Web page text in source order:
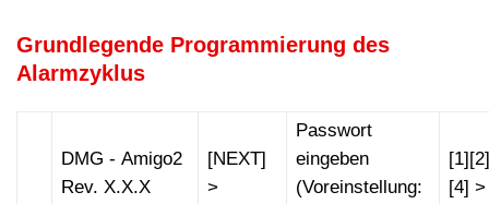
Grundlegende Programmierung des
Alarmzyklus
DMG - Amigo2
Rev. X.X.X
[NEXT]
>
Passwort
eingeben
(Voreinstellung:
[4] >